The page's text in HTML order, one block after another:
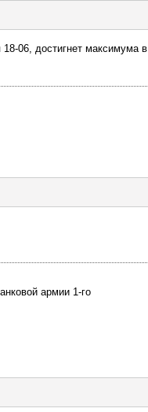
06, достигнет максимума в
армии 1-го